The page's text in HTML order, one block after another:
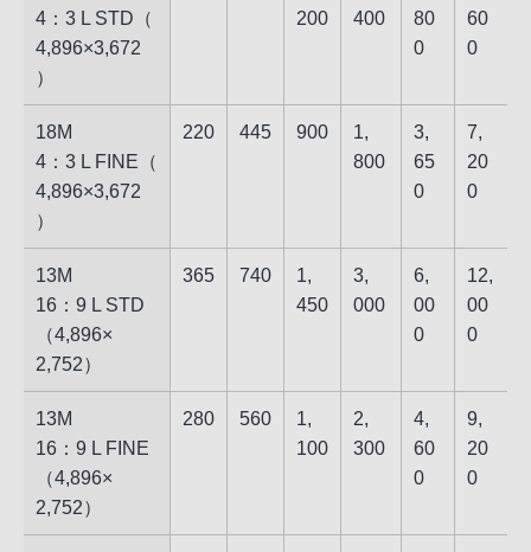
4：3 L STD​（​
4,896​×​3,672​
）
20​0
40​0
80​
0
60​
0
18M
4：3 L FINE​（​
4,896​×​3,672​
）
220 445 900
1,​
80​0
3,​
65​
0
7,​
20​
0
13M
16：9 L STD​
（​4,896​×​
2,752​）
365 740
1,​
45​0
3,​
00​0
6,​
00​
0
12,​
00​
0
13M
16：9 L FINE​
（​4,896​×​
2,752​）
280 560
1,​
10​0
2,​
30​0
4,​
60​
0
9,​
20​
0